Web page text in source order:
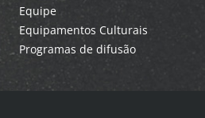
Equipe
Equipamentos Culturais
Programas de difusão